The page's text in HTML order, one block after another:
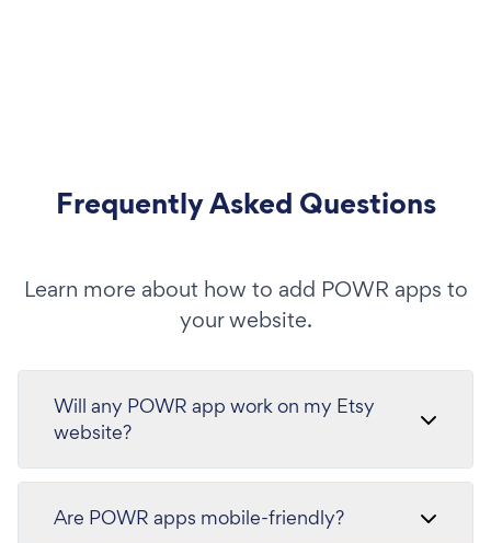
Frequently Asked Questions
Learn more about how to add POWR apps to
your website.
Will any POWR app work on my Etsy
website?
Are POWR apps mobile-friendly?